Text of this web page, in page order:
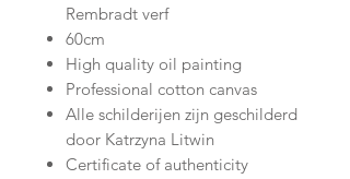
Rembradt verf
60cm
High quality oil painting
Professional cotton canvas
Alle schilderijen zijn geschilderd
door Katrzyna Litwin
Certificate of authenticity